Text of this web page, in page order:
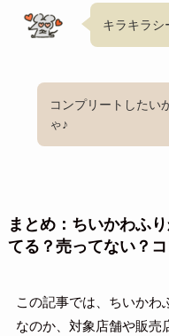
キラキラシ
コンプリートしたい
ゃ♪
まとめ：ちいかわふ
てる？売ってない？
この記事では、ちいかわ
なのか、対象店舗や販売